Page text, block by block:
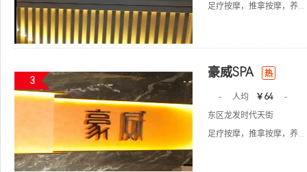
足疗按摩，推拿按摩，养...
3
豪威SPA 热
- 人均 ￥64
-
东区龙发时代天街
足疗按摩，推拿按摩，养...